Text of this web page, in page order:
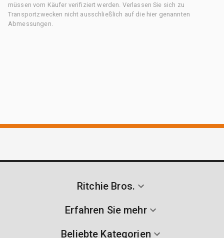
müssen vom Käufer verifiziert werden. Verlassen Sie sich zu
Transportzwecken nicht ausschließlich auf die hier genannten
Abmessungen.
Ritchie Bros.
Erfahren Sie mehr
Beliebte Kategorien